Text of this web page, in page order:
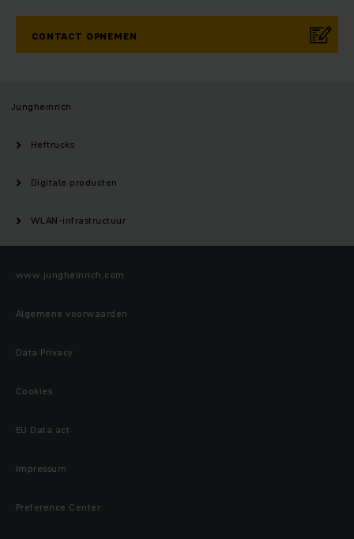
CONTACT OPNEMEN
Jungheinrich
Heftrucks
Digitale producten
WLAN-infrastructuur
www.jungheinrich.com
Algemene voorwaarden
Data Privacy
Cookies
EU Data act
Impressum
Preference Center